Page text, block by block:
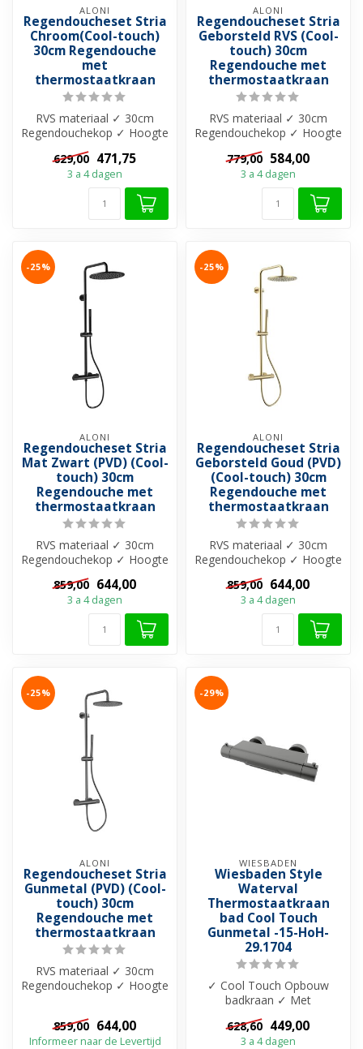
ALONI
Regendoucheset Stria
Chroom(Cool-touch)
30cm Regendouche
met
thermostaatkraan
RVS materiaal ✓ 30cm
Regendouchekop ✓ Hoogte
verstelbaar 844–1194 mm
✓ 15 HoH ...
629,00 471,75
3 a 4 dagen
ALONI
Regendoucheset Stria
Geborsteld RVS (Cool-
touch) 30cm
Regendouche met
thermostaatkraan
RVS materiaal ✓ 30cm
Regendouchekop ✓ Hoogte
verstelbaar 844–1194 mm
✓ 15 HoH ...
779,00 584,00
3 a 4 dagen
-25%
ALONI
Regendoucheset Stria
Mat Zwart (PVD) (Cool-
touch) 30cm
Regendouche met
thermostaatkraan
RVS materiaal ✓ 30cm
Regendouchekop ✓ Hoogte
✓ 15 HoH ...
859,00 644,00
3 a 4 dagen
-25%
ALONI
Regendoucheset Stria
Geborsteld Goud (PVD)
(Cool-touch) 30cm
Regendouche met
thermostaatkraan
RVS materiaal ✓ 30cm
Regendouchekop ✓ Hoogte
✓ 15 HoH ...
859,00 644,00
3 a 4 dagen
-25%
ALONI
Regendoucheset Stria
Gunmetal (PVD) (Cool-
touch) 30cm
Regendouche met
thermostaatkraan
RVS materiaal ✓ 30cm
Regendouchekop ✓ Hoogte
✓ 15 HoH ...
859,00 644,00
Informeer naar de Levertijd
-29%
WIESBADEN
Wiesbaden Style
Waterval
Thermostaatkraan
bad Cool Touch
Gunmetal -15-HoH-
29.1704
✓ Cool Touch Opbouw
badkraan ✓ Met
thermostaatfunctie ✓
Blokkering op 38-graden ...
628,60 449,00
3 a 4 dagen